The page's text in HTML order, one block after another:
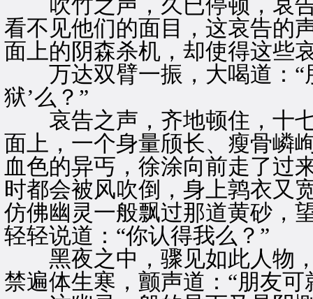
吹竹之声，久已停顿，哀告
看不见他们的面目，这哀告的
面上的阴森杀机，却使得这些
万达双臂一振，大喝道：“
狱’么？”
哀告之声，齐地顿住，十七
面上，一个身量颀长、瘦骨嶙
血色的异丐，徐涂向前走了过
时都会被风吹倒，身上鹑衣又
仿佛幽灵一般飘过那道黄砂，
轻轻说道：“你认得我么？”
黑夜之中，骤见如此人物，
禁遍体生寒，颤声道：“朋友可